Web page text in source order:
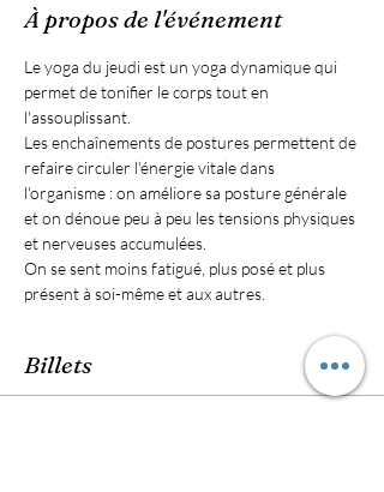
À propos de l'événement
Le yoga du jeudi est un yoga dynamique qui
permet de tonifier le corps tout en
l'assouplissant.
Les enchaînements de postures permettent de
refaire circuler l'énergie vitale dans
l'organisme : on améliore sa posture générale
et on dénoue peu à peu les tensions physiques
et nerveuses accumulées.
On se sent moins fatigué, plus posé et plus
présent à soi-même et aux autres.
Billets